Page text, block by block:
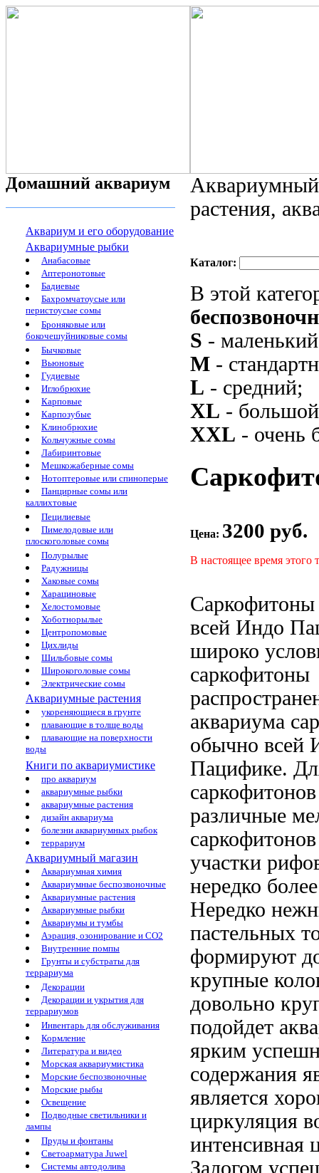
Домашний аквариум
Аквариум и его оборудование
Аквариумные рыбки
Анабасовые
Аптеронотовые
Бадиевые
Бахромчатоусые или
перистоусые сомы
Броняковые или
бокочешуйниковые сомы
Бычковые
Вьюновые
Гудиевые
Иглобрюхие
Карповые
Карпозубые
Клинобрюхие
Кольчужные сомы
Лабиринтовые
Мешкожаберные сомы
Нотоптеровые или спиноперые
Панцирные сомы или
каллихтовые
Пецилиевые
Пимелодовые или
плоскоголовые сомы
Полурылые
Радужницы
Хаковые сомы
Харациновые
Хелостомовые
Хоботнорылые
Центропомовые
Цихлиды
Шильбовые сомы
Широкоголовые сомы
Электрические сомы
Аквариумные растения
укореняющиеся в грунте
плавающие в толще воды
плавающие на поверхности
воды
Книги по аквариумистике
про аквариум
аквариумные рыбки
аквариумные растения
дизайн аквариума
болезни аквариумных рыбок
террариум
Аквариумный магазин
Аквариумная химия
Аквариумные беспозвоночные
Аквариумные растения
Аквариумные рыбки
Аквариумы и тумбы
Аэрация, озонирование и CO2
Внутренние помпы
Грунты и субстраты для
террариума
Декорации
Декорации и укрытия для
террариумов
Инвентарь для обслуживания
Кормление
Литература и видео
Морская аквариумистика
Морские беспозвоночные
Морские рыбы
Освещение
Подводные светильники и
лампы
Пруды и фонтаны
Светоарматура Juwel
Системы автодолива
растения,
Каталог:
В этой
S -
M -
L - средний;
XL -
XXL - очень
Цена: 3200 руб.
В настоящее время этого
Саркофитоны
всей Индо
широко
саркофитоны
аквариума
обычно всей
Пацифике.
саркофитонов
различные
участки
нередко более
Нередко
пастельных
формируют
крупные
довольно
подойдет
ярким
содержания
является
циркуляция
интенсивная
Залогом